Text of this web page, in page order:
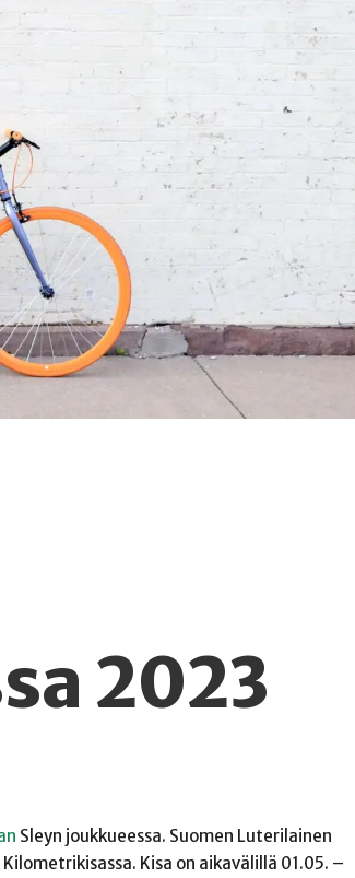
2023
Sleyn joukkueessa. Suomen Luterilainen
Kisa on aikavälillä 01.05. –